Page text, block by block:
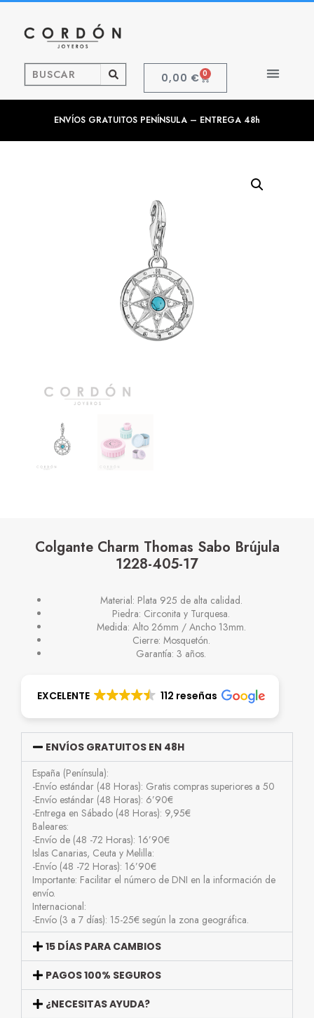
0,00 € 0
ENVÍOS GRATUITOS PENÍNSULA – ENTREGA 48h
Colgante Charm Thomas Sabo Brújula
1228-405-17
Material: Plata 925 de alta calidad.
Piedra: Circonita y Turquesa.
Medida: Alto 26mm / Ancho 13mm.
Cierre: Mosquetón.
Garantía: 3 años.
EXCELENTE 112 reseñas
ENVÍOS GRATUITOS EN 48H
España (Península):
-Envío estándar (48 Horas): Gratis compras superiores a 50
-Envío estándar (48 Horas): 6’90€
-Entrega en Sábado (48 Horas): 9,95€
Baleares:
-Envío de (48 -72 Horas): 16’90€
Islas Canarias, Ceuta y Melilla:
-Envío (48 -72 Horas): 16’90€
Importante: Facilitar el número de DNI en la información de
envío.
Internacional:
-Envío (3 a 7 días): 15-25€ según la zona geográfica.
15 DÍAS PARA CAMBIOS
PAGOS 100% SEGUROS
¿NECESITAS AYUDA?